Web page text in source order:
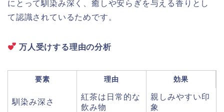
にとって馴染み深く、癒しや安らぎを与える香りとし
て認識されているためです。
万人受けする理由の分析
要素 理由 効果
馴染み深さ
紅茶は日常的な
飲み物
親しみやすい印
象